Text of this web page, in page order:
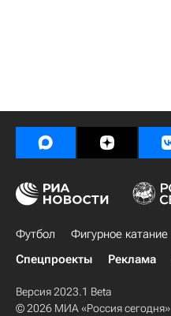
Футбол Фигурное катание
Спецпроекты
Реклама
Версия 2023.1 Beta
© 2026 МИА «Россия сегодня»